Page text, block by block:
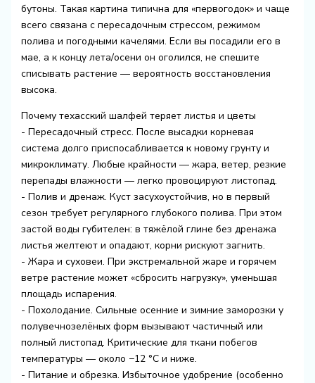
бутоны. Такая картина типична для «первогодок» и чаще
всего связана с пересадочным стрессом, режимом
полива и погодными качелями. Если вы посадили его в
мае, а к концу лета/осени он оголился, не спешите
списывать растение — вероятность восстановления
высока.
Почему техасский шалфей теряет листья и цветы
- Пересадочный стресс. После высадки корневая
система долго приспосабливается к новому грунту и
микроклимату. Любые крайности — жара, ветер, резкие
перепады влажности — легко провоцируют листопад.
- Полив и дренаж. Куст засухоустойчив, но в первый
сезон требует регулярного глубокого полива. При этом
застой воды губителен: в тяжёлой глине без дренажа
листья желтеют и опадают, корни рискуют загнить.
- Жара и суховеи. При экстремальной жаре и горячем
ветре растение может «сбросить нагрузку», уменьшая
площадь испарения.
- Похолодание. Сильные осенние и зимние заморозки у
полувечнозелёных форм вызывают частичный или
полный листопад. Критические для ткани побегов
температуры — около −12 °C и ниже.
- Питание и обрезка. Избыточное удобрение (особенно